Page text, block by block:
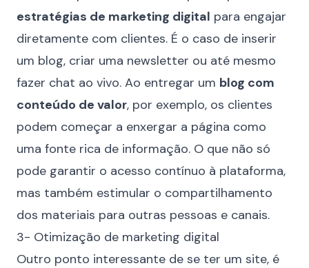
estratégias de marketing digital para engajar
diretamente com clientes. É o caso de inserir
um blog, criar uma newsletter ou até mesmo
fazer chat ao vivo. Ao entregar um blog com
conteúdo de valor, por exemplo, os clientes
podem começar a enxergar a página como
uma fonte rica de informação. O que não só
pode garantir o acesso contínuo à plataforma,
mas também estimular o compartilhamento
dos materiais para outras pessoas e canais.
3- Otimização de marketing digital
Outro ponto interessante de se ter um site, é